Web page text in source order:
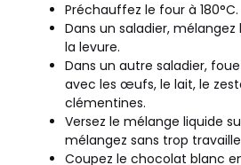
Préchauffez le four à 180°C.
Dans un saladier,
la levure.
Dans un autre saladier,
avec les œufs, le lait, le
clémentines.
Versez le mélange liquide
mélangez sans trop
Coupez le chocolat blanc